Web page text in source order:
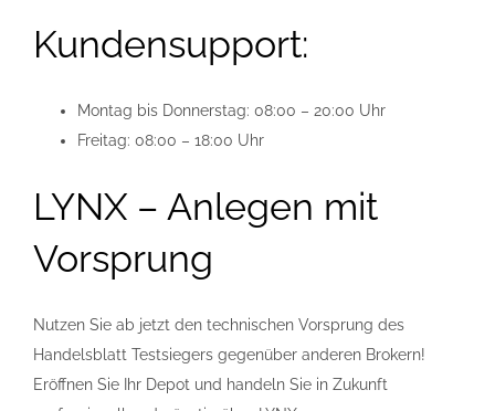
Kundensupport:
Montag bis Donnerstag: 08:00 – 20:00 Uhr
Freitag: 08:00 – 18:00 Uhr
LYNX – Anlegen mit
Vorsprung
Nutzen Sie ab jetzt den technischen Vorsprung des
Handelsblatt Testsiegers gegenüber anderen Brokern!
Eröffnen Sie Ihr Depot und handeln Sie in Zukunft